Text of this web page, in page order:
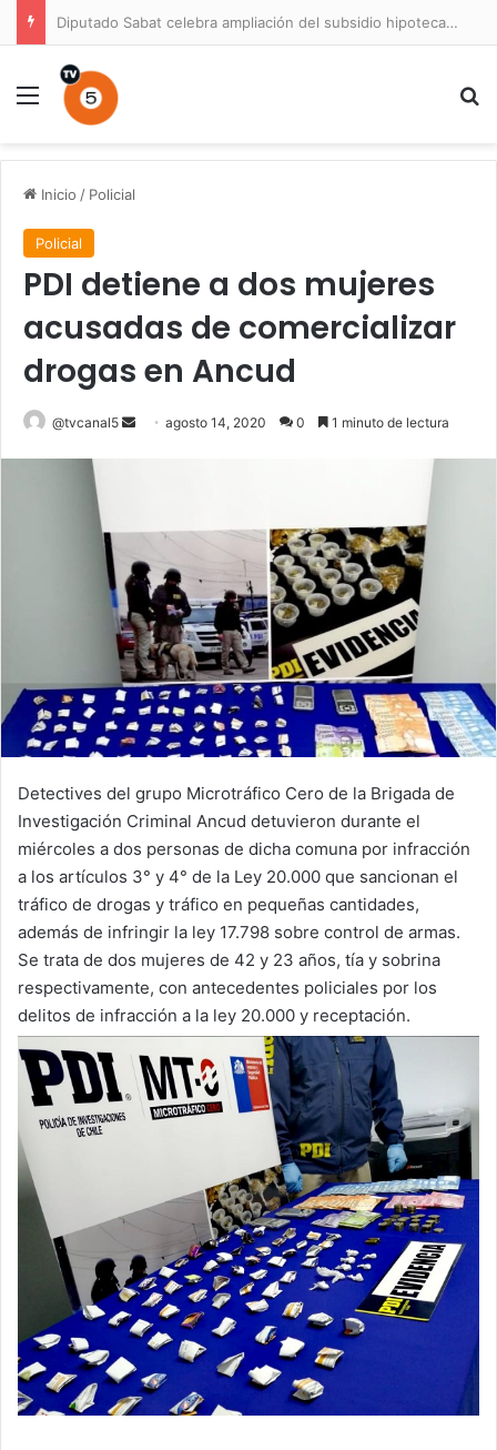
Diputado Sabat celebra ampliación del subsidio hipotecario con viviendas de hasta 6.000 UF
Menú
Inicio / Policial
Policial
PDI detiene a dos mujeres
acusadas de comercializar
drogas en Ancud
@tvcanal5
Sendagosto 14, 2020 0 1 minuto de lectura
Detectives del grupo Microtráfico Cero de la Brigada de
Investigación Criminal Ancud detuvieron durante el
miércoles a dos personas de dicha comuna por infracción
a los artículos 3° y 4° de la Ley 20.000 que sancionan el
tráfico de drogas y tráfico en pequeñas cantidades,
además de infringir la ley 17.798 sobre control de armas.
Se trata de dos mujeres de 42 y 23 años, tía y sobrina
respectivamente, con antecedentes policiales por los
delitos de infracción a la ley 20.000 y receptación.